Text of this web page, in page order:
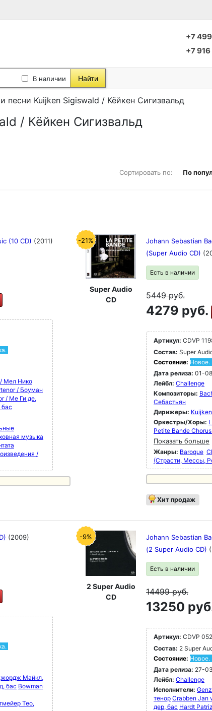
+7
+7
В наличии Найти
песни Kuijken Sigiswald / Кёйкен Сигизвальд
/ Кёйкен Сигизвальд
Сортировать по: По
(10 CD) (2011)
/ Мел Нико
/ Боуман
/ Ме Ги де,
музыка
/
-21%
Super Audio
CD
Johann Sebastian
(Super Audio CD)
Есть в наличии
5449руб.
4279 руб.
Артикул: CDVP
Состав: Super
Состояние: Новое.
Дата релиза: 01-
Лейбл: Challenge
Композиторы:
Себастьян
Дирижеры:
Оркестры/Хоры:
Petite Bande
Показать больше
Жанры: Baroque
(Страсти, Мессы,
Хит продаж
(2009)
Майкл,
бас Bowman
Тео,
-9%
2 Super Audio
CD
Johann Sebastian
(2 Super Audio CD)
Есть в наличии
14499руб.
13250
Артикул: CDVP
Состав: 2 Super
Состояние: Новое.
Дата релиза: 27-
Лейбл: Challenge
Исполнители:
тенор Crabben Jan
дер, бас Hardt